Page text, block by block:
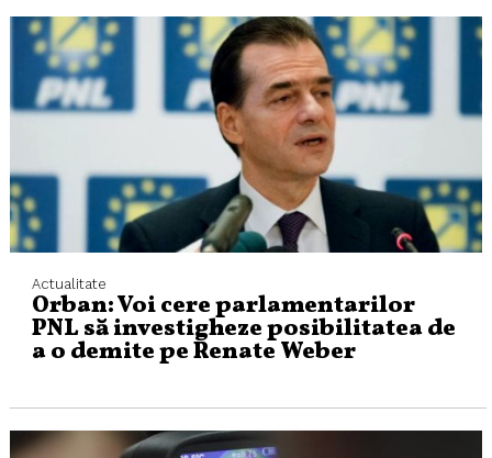
Actualitate
Orban: Voi cere parlamentarilor
PNL să investigheze posibilitatea de
a o demite pe Renate Weber